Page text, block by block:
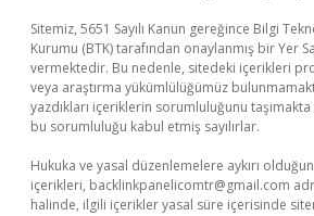
Sitemiz, 5651 Sayılı Kanun gereğince Bilgi
Kurumu (BTK) tarafından onaylanmış bir Yer
vermektedir. Bu nedenle, sitedeki içerikleri
veya araştırma yükümlülüğümüz
yazdıkları içeriklerin sorumluluğunu
bu sorumluluğu kabul etmiş sayılırlar.
Hukuka ve yasal düzenlemelere aykırı
içerikleri, backlinkpanelicomtr@gmail.com
halinde, ilgili içerikler yasal süre içerisinde